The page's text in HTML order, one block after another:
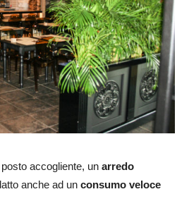
accogliente, un arredo
anche ad un consumo veloce